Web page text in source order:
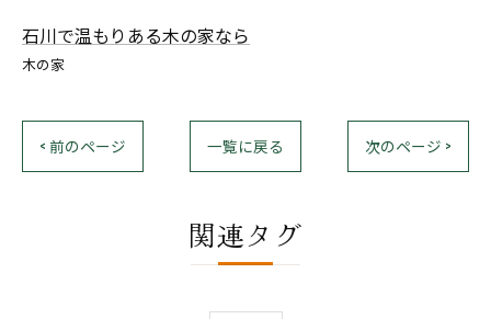
石川で温もりある木の家なら
木の家
< 前のページ 一覧に戻る 次のページ >
関連タグ